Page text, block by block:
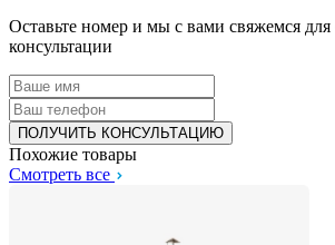
Оставьте номер и мы с вами свяжемся для
консультации
Похожие товары
Смотреть все